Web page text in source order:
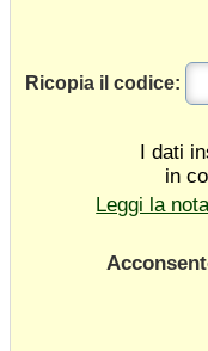
Ricopia il codice:
I dati
in
Leggi la